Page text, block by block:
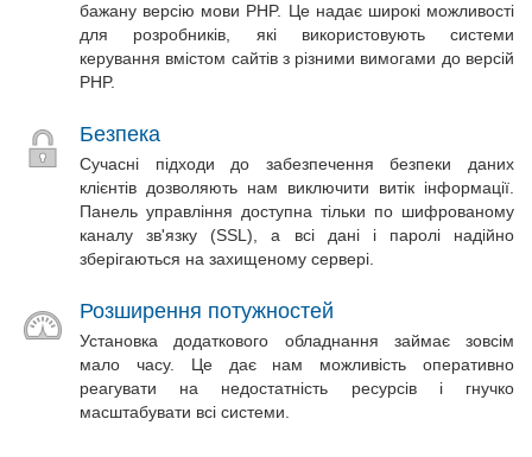
бажану версію мови PHP. Це надає широкі можливості
для розробників, які використовують системи
керування вмістом сайтів з різними вимогами до версій
PHP.
Безпека
Сучасні підходи до забезпечення безпеки даних
клієнтів дозволяють нам виключити витік інформації.
Панель управління доступна тільки по шифрованому
каналу зв'язку (SSL), а всі дані і паролі надійно
зберігаються на захищеному сервері.
Розширення потужностей
Установка додаткового обладнання займає зовсім
мало часу. Це дає нам можливість оперативно
реагувати на недостатність ресурсів і гнучко
масштабувати всі системи.